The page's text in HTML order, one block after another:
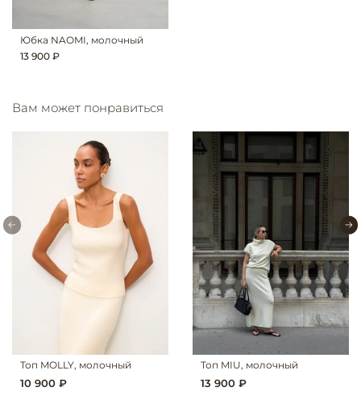
Юбка NAOMI, молочный
13 900 ₽
Вам может понравиться
Топ MOLLY, молочный
10 900 ₽
Топ MIU, молочный
13 900 ₽